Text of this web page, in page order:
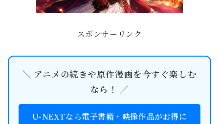
スポンサーリンク
＼ アニメの続きや原作漫画を今すぐ楽しむ
なら！ ／
U-NEXTなら電子書籍・映像作品がお得に